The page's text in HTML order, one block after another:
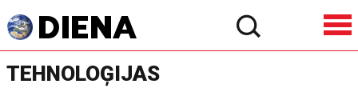
TEHNOLOĢIJAS